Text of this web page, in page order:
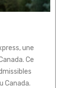
une
Ce
Canada.